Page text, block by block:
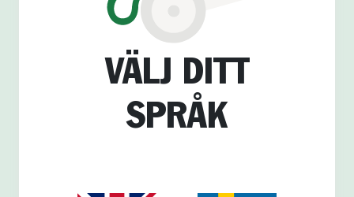
VÄLJ DITT
SPRÅK